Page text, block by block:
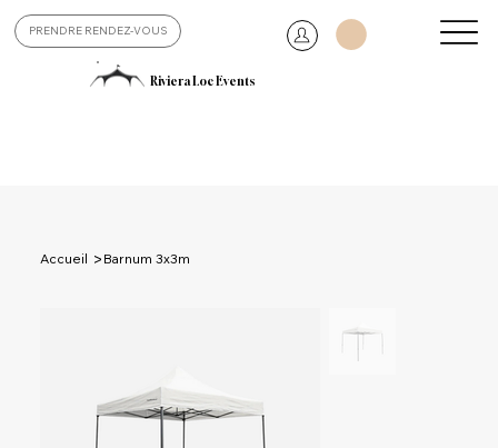
PRENDRE RENDEZ-VOUS
Riviera Loc Events
Accueil > Barnum 3x3m